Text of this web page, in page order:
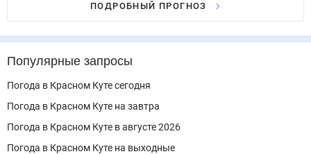
ПОДРОБНЫЙ ПРОГНОЗ
Популярные запросы
Погода в Красном Куте сегодня
Погода в Красном Куте на завтра
Погода в Красном Куте в августе 2026
Погода в Красном Куте на выходные